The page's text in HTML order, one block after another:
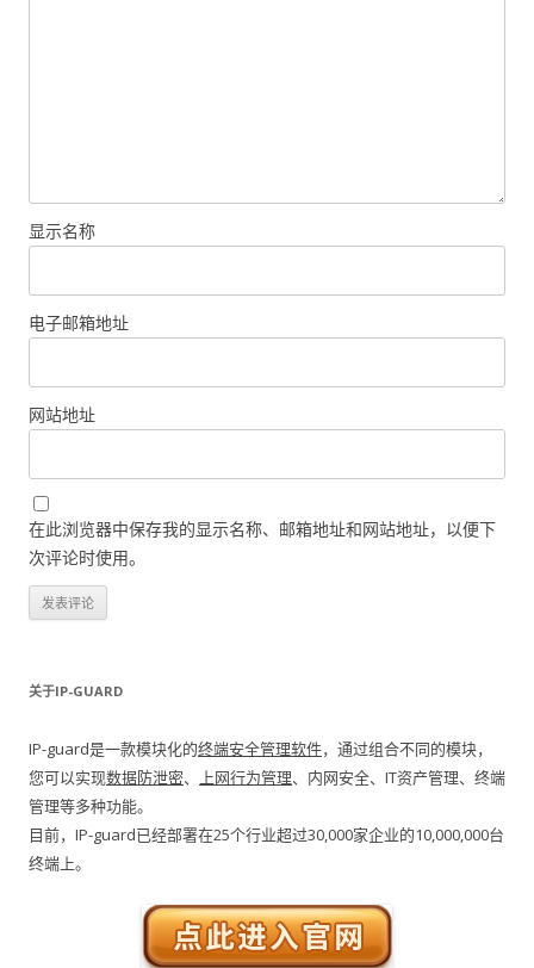
显示名称
电子邮箱地址
网站地址
在此浏览器中保存我的显示名称、邮箱地址和网站地址，以便下
次评论时使用。
关于IP-GUARD
IP-guard是一款模块化的终端安全管理软件，通过组合不同的模块，
您可以实现数据防泄密、 上网行为管理、内网安全、IT资产管理、终端
管理等多种功能。
目前，IP-guard已经部署在25个行业超过30,000家企业的10,000,000台
终端上。